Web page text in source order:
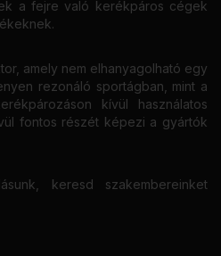
a fejre való kerékpáros cégek
amely nem elhanyagolható egy
rezonáló sportágban, mint a
kívül használatos
fontos részét képezi a gyártók
keresd szakembereinket